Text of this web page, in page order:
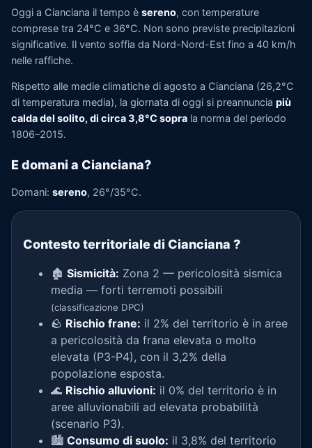
Oggi a Cianciana il tempo è sereno, con temperature
comprese tra 24°C e 36°C. Non sono previste precipitazioni
significative. Il vento soffia da Nord-Nord-Est fino a 40 km/h
nelle raffiche.
Rispetto alle medie climatiche di agosto a Cianciana (26,2°C
di temperatura media), la giornata di oggi si preannuncia più
calda del solito, di circa 3,8°C sopra la norma del periodo
1806–2015.
E domani a Cianciana?
Domani: sereno, 26°/35°C.
Contesto territoriale di Cianciana ?
🏚️ Sismicità: Zona 2 — pericolosità sismica
media — forti terremoti possibili
(classificazione DPC)
🪨 Rischio frane: il 2% del territorio è in aree
a pericolosità da frana elevata o molto
elevata (P3-P4), con il 3,2% della
popolazione esposta.
🌊 Rischio alluvioni: il 0% del territorio è in
aree alluvionabili ad elevata probabilità
(scenario P3).
🏙️ Consumo di suolo: il 3,8% del territorio